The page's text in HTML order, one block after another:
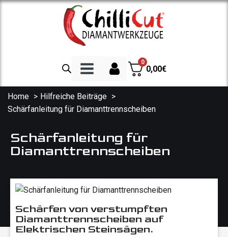
Diamanttrennscheiben
Trennscheibe Beton
Trennscheibe Granit
Spezialscheiben
Trennscheibe Asphalt
Diamantbohrkronen
Kernbohrkronen
0
0,00€
Home
Hilfreiche Beiträge
Schärfanleitung für Diamanttrennscheiben
Schärfanleitung für
Diamanttrennscheiben
Schärfen von verstumpften
Diamanttrennscheiben auf
Elektrischen Steinsägen.